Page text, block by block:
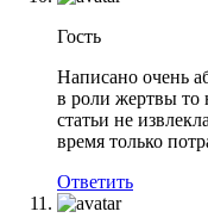
Гость
Написано очень
в роли жертвы то
статьи не
время только
Ответить